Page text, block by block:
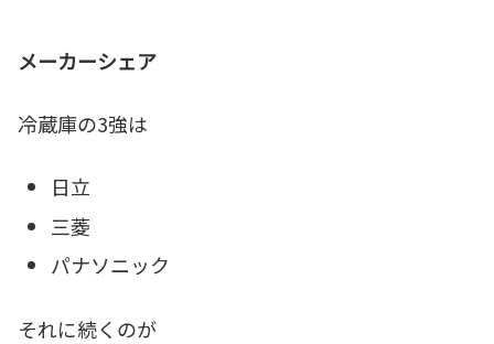
メーカーシェア
冷蔵庫の3強は
日立
三菱
パナソニック
それに続くのが